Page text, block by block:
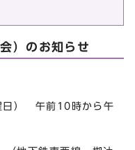
）のお知らせ
） 午前10時から午